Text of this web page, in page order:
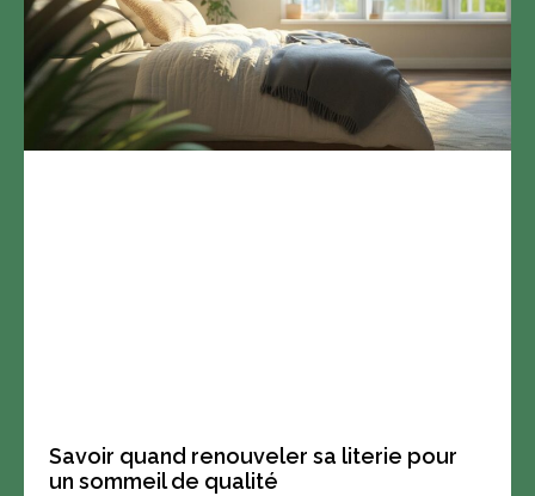
Savoir quand renouveler sa literie pour
un sommeil de qualité